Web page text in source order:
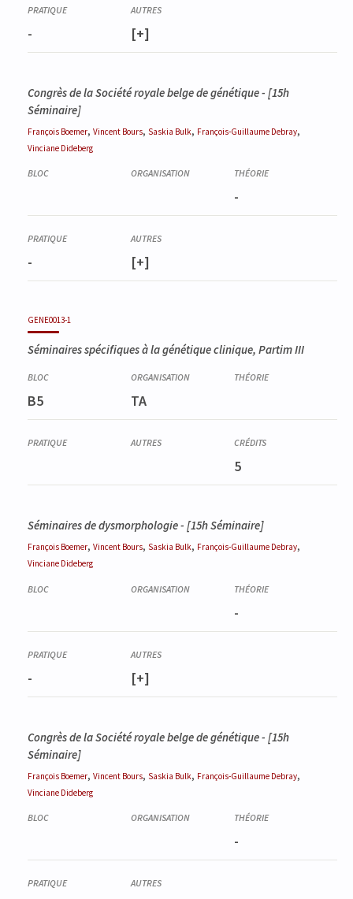
- [+]
Congrès de la Société royale belge de génétique - [15h
Séminaire]
François Boemer, Vincent Bours, Saskia Bulk, François-Guillaume Debray,
Vinciane Dideberg
-
- [+]
GENE0013-1
Séminaires spécifiques à la génétique clinique, Partim III
B5 TA
5
Séminaires de dysmorphologie - [15h Séminaire]
François Boemer, Vincent Bours, Saskia Bulk, François-Guillaume Debray,
Vinciane Dideberg
-
- [+]
Congrès de la Société royale belge de génétique - [15h
Séminaire]
François Boemer, Vincent Bours, Saskia Bulk, François-Guillaume Debray,
Vinciane Dideberg
-